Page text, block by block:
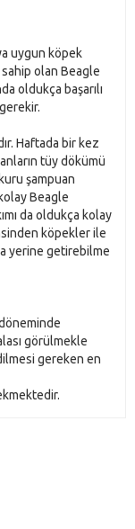
uygun köpek
olan Beagle
oldukça başarılı
Haftada bir kez
tüy dökümü
şampuan
Beagle
da oldukça kolay
köpekler ile
yerine getirebilme
görülmekle
gereken en